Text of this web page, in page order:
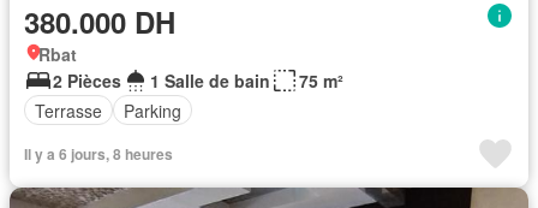
380.000 DH
Rbat
2 Pièces
1 Salle de bain
75 m²
Terrasse
Parking
Il y a 6 jours, 8 heures